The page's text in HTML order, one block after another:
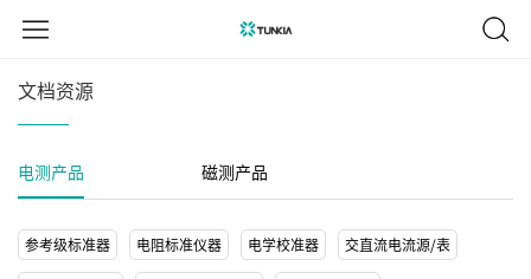
文档资源
电测产品 磁测产品
参考级标准器 电阻标准仪器 电学校准器 交直流电流源/表